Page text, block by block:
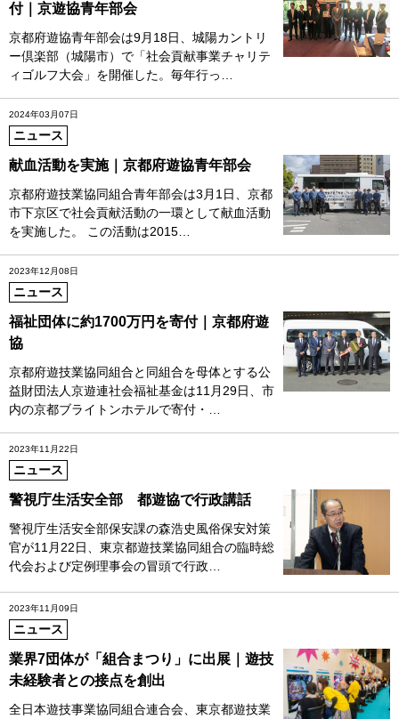
付｜京遊協青年部会
京都府遊協青年部会は9月18日、城陽カントリ
ー倶楽部（城陽市）で「社会貢献事業チャリテ
ィゴルフ大会」を開催した。毎年行っ…
2024年03月07日
ニュース
献血活動を実施｜京都府遊協青年部会
京都府遊技業協同組合青年部会は3月1日、京都
市下京区で社会貢献活動の一環として献血活動
を実施した。 この活動は2015…
2023年12月08日
ニュース
福祉団体に約1700万円を寄付｜京都府遊
協
京都府遊技業協同組合と同組合を母体とする公
益財団法人京遊連社会福祉基金は11月29日、市
内の京都ブライトンホテルで寄付・…
2023年11月22日
ニュース
警視庁生活安全部 都遊協で行政講話
警視庁生活安全部保安課の森浩史風俗保安対策
官が11月22日、東京都遊技業協同組合の臨時総
代会および定例理事会の冒頭で行政…
2023年11月09日
ニュース
業界7団体が「組合まつり」に出展｜遊技
未経験者との接点を創出
全日本遊技事業協同組合連合会、東京都遊技業